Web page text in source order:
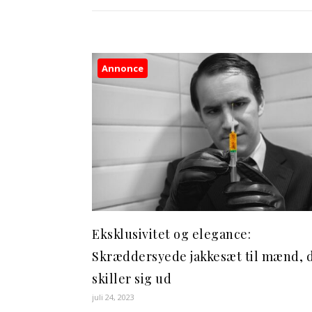
Annonce
Eksklusivitet og elegance:
Skræddersyede jakkesæt til mænd,
skiller sig ud
juli 24, 2023